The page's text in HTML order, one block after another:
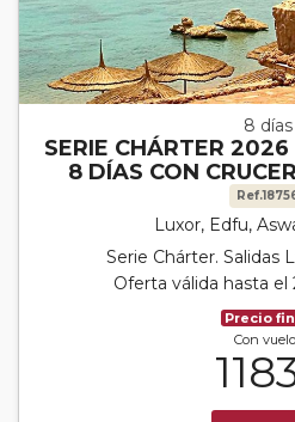
8 días
SERIE CHÁRTER
8 DÍAS CON
Luxor, Edfu,
Serie Chárter. Salidas
Oferta válida hasta el
Precio
Con